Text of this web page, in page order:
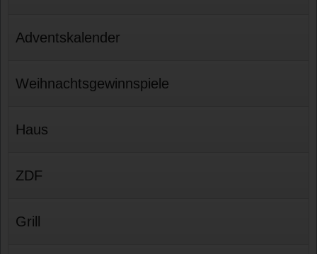
Adventskalender
Weihnachtsgewinnspiele
Haus
ZDF
Grill